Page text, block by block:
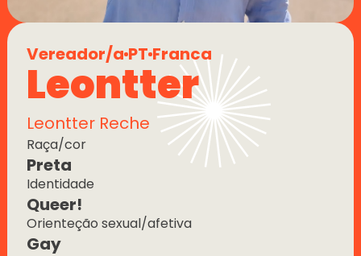
Vereador/a PT Franca
Leontter
Leontter Reche
Preta
Raça/cor
Queer!
Identidade
Gay
Orienteção sexual/afetiva